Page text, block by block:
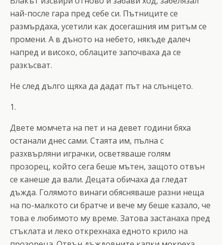
най-после гара пред себе си. Пътниците се
размърдаха, усетили как досегашния им ритъм се
промени. А в дъното на небето, някъде далеч
напред и високо, облаците започваха да се
разкъсват.
Не след дълго щяха да дадат път на слънцето.
1.
Двете момчета на пет и на девет години бяха
останали днес сами. Стаята им, пълна с
разхвърляни играчки, осветяваше голям
прозорец, който сега беше мътен, защото отвън
се канеше да вали. Децата обичаха да гледат
дъжда. Голямото винаги обясняваше разни неща
на по-малкото си братче и вече му беше казало, че
това е любимото му време. Затова застанаха пред
стъклата и леко открехнаха едното крило на